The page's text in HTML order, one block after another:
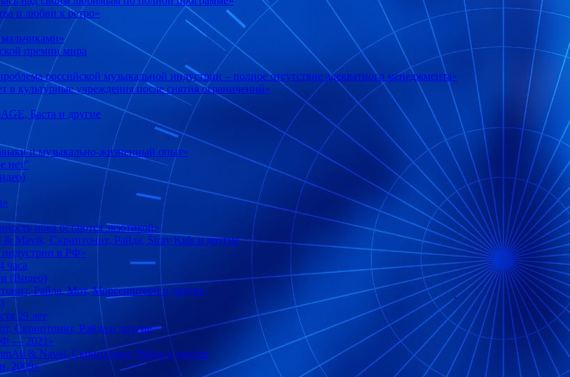
и любви к ретро»
премии мира
российской музыкальной индустрии – полное отсутствие адекватного менеджмента»
культурные учреждения после снятия ограничений»
Баста и другие
и музыкально-жизненный опыт»
нет”
пока остаются экзотикой»
Mavik, Скриптонит, Райда, Stray Kids и другие
индустрии в РФ»
часа
(Видео)
Райда, Мот, Моргенштерн и другие
29 лет
Скриптонит, Райда и другие
― 2021»
& Navai, Скриптонит, Райда и другие
2009»